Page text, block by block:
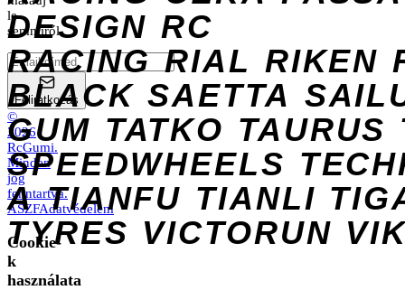
DESIGN RC
RACING RIAL RIKEN
BLACK SAETTA
GUM TATKO TAURUS
SPEEDWHEELS
A TIANFU TIANLI
TYRES VICTORUN
le
semmiről.
Feliratkozás
©
2026
RcGumi.
Minden
jog
fenntartva.
ÁSZFAdatvédelem
Cookie-
k
használata